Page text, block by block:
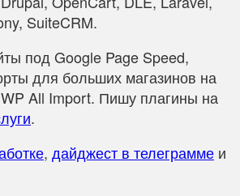
SuiteCRM.
под Google Page Speed,
для больших магазинов на
All Import. Пишу плагины на
.
, дайджест в телеграмме и